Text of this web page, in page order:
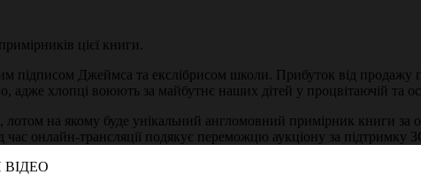
цієї книги.
Джеймса та екслібрисом школи. Прибуток від продажу
хлопці воюють за майбутнє наших дітей у процвітаючій та
лотом на якому буде унікальний англомовний примірник книги
онлайн-трансляції подякує переможцю аукціону за підтримку